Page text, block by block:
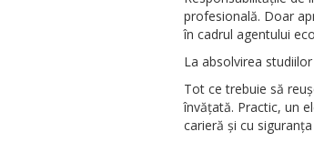
profesională. Doar
în cadrul agentului
La absolvirea
Tot ce trebuie să
învățată. Practic, un
carieră și cu